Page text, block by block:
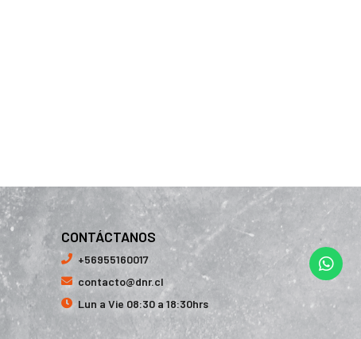
CONTÁCTANOS
+56955160017
contacto@dnr.cl
Lun a Vie 08:30 a 18:30hrs